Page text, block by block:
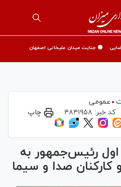
🟡 جنایت میدان علیخانی اصفهان
عمومی
کد خبر: ۴۸۴۱۹۵۸ چاپ
اول رئیس‌جمهور به
کارکنان صدا و سیما